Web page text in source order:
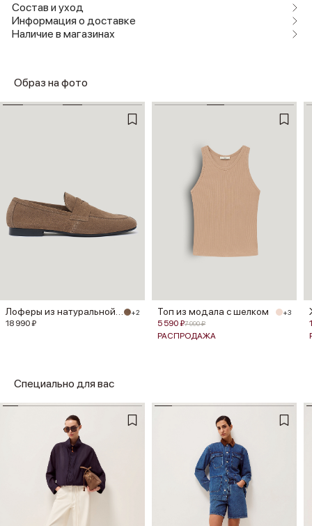
Состав и уход
Информация о доставке
Наличие в магазинах
Образ на фото
Лоферы из натуральной замши +2
18 990 ₽
Топ из модала с шелком +3
5 590 ₽7 990 ₽
РАСПРОДАЖА
Специально для вас